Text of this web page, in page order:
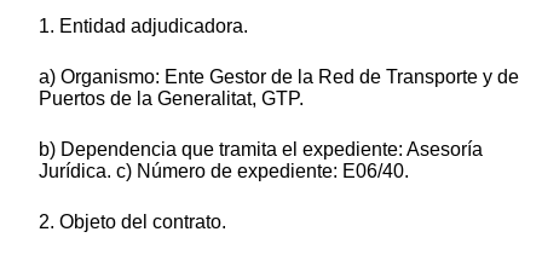
1. Entidad adjudicadora.
a) Organismo: Ente Gestor de la Red de Transporte y de
Puertos de la Generalitat, GTP.
b) Dependencia que tramita el expediente: Asesoría
Jurídica. c) Número de expediente: E06/40.
2. Objeto del contrato.